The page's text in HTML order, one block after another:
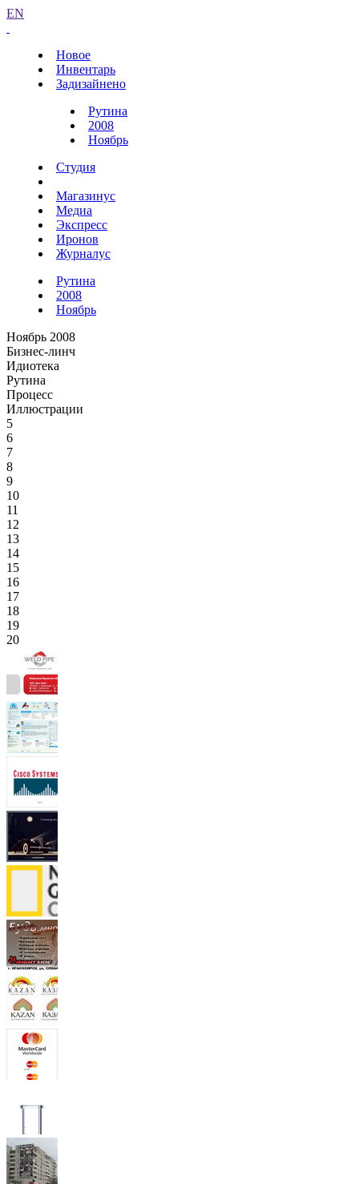
EN
Новое
Инвентарь
Задизайнено
Рутина
2008
Ноябрь
Студия
Магазинус
Медиа
Экспресс
Иронов
Журналус
Рутина
2008
Ноябрь
Ноябрь 2008
Бизнес-линч
Идиотека
Рутина
Процесс
Иллюстрации
5
6
7
8
9
10
11
12
13
14
15
16
17
18
19
20